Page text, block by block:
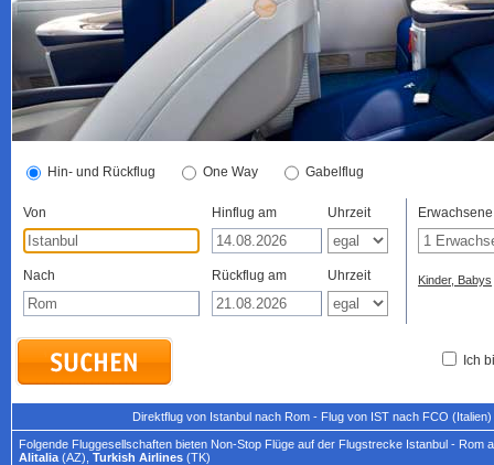
Hin- und Rückflug One Way Gabelflug
Von Hinflug am Uhrzeit
Nach Rückflug am Uhrzeit
Erwachsene
Kinder, Babys
Ich
Direktflug von Istanbul nach Rom - Flug von IST nach FCO
Folgende Fluggesellschaften bieten Non-Stop Flüge auf der Flugstrecke Istanbul - Rom
Alitalia (AZ), Turkish Airlines (TK)